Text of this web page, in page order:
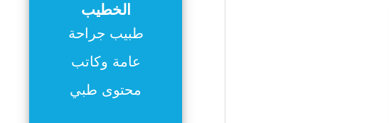
الخطيب
طبيب جراحة
عامة وكاتب
محتوى طبي